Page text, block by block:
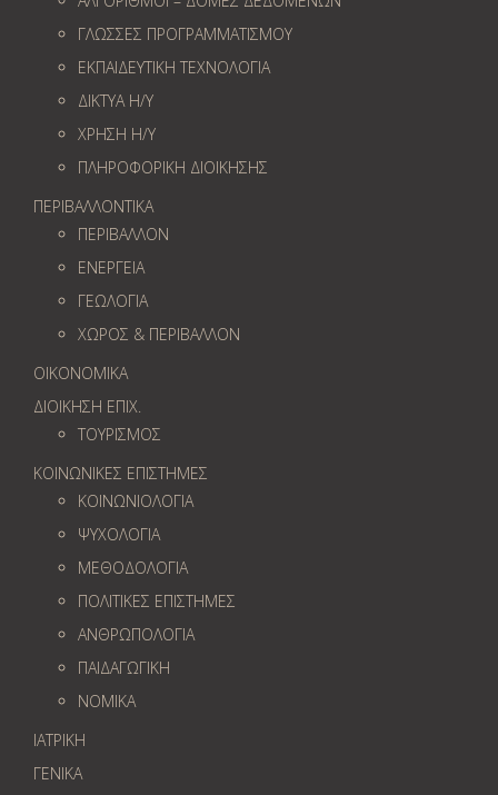
ΓΛΩΣΣΕΣ ΠΡΟΓΡΑΜΜΑΤΙΣΜΟΥ
ΕΚΠΑΙΔΕΥΤΙΚΗ ΤΕΧΝΟΛΟΓΙΑ
ΔΙΚΤΥΑ Η/Υ
ΧΡΗΣΗ Η/Υ
ΠΛΗΡΟΦΟΡΙΚΗ ΔΙΟΙΚΗΣΗΣ
ΠΕΡΙΒΑΛΛΟΝΤΙΚΑ
ΠΕΡΙΒΑΛΛΟΝ
ΕΝΕΡΓΕΙΑ
ΓΕΩΛOΓΙΑ
ΧΩΡΟΣ & ΠΕΡΙΒΑΛΛΟΝ
ΟΙΚΟΝΟΜΙΚΑ
ΔΙΟΙΚΗΣΗ ΕΠΙΧ.
ΤΟΥΡΙΣΜΟΣ
ΚΟΙΝΩΝΙΚΕΣ ΕΠΙΣΤΗΜΕΣ
ΚΟΙΝΩΝΙΟΛΟΓΙΑ
ΨΥΧΟΛΟΓΙΑ
ΜΕΘΟΔΟΛΟΓΙΑ
ΠΟΛΙΤΙΚΕΣ ΕΠΙΣΤΗΜΕΣ
ΑΝΘΡΩΠΟΛΟΓΙΑ
ΠΑΙΔΑΓΩΓΙΚΗ
ΝΟΜΙΚΑ
ΙΑΤΡΙΚΗ
ΓΕΝΙΚΑ